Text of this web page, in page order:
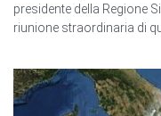
presidente della Regione
riunione straordinaria di